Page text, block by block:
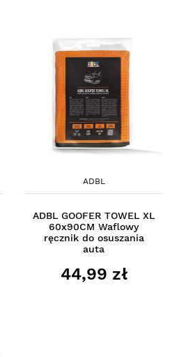
ADBL
ADBL GOOFER TOWEL XL
60x90CM Waflowy
ręcznik do osuszania
auta
44,99 zł